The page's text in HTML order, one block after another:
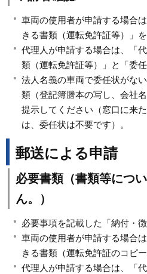
車両の使用者が申請する場合
きる書類（運転免許証等）」
代理人が申請する場合は、「
類（運転免許証等）」と「委
法人名義の車両で委任状がな
類（登記簿謄本の写し、会社
提示してください（窓口に来
は、委任状は不要です）。
郵送による申請
必要書類（書類等につ
ん。）
必要事項を記載した「納付・
車両の使用者が申請する場合
きる書類（運転免許証のコピー
代理人が申請する場合は、「